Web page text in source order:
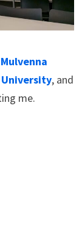
, and
me.